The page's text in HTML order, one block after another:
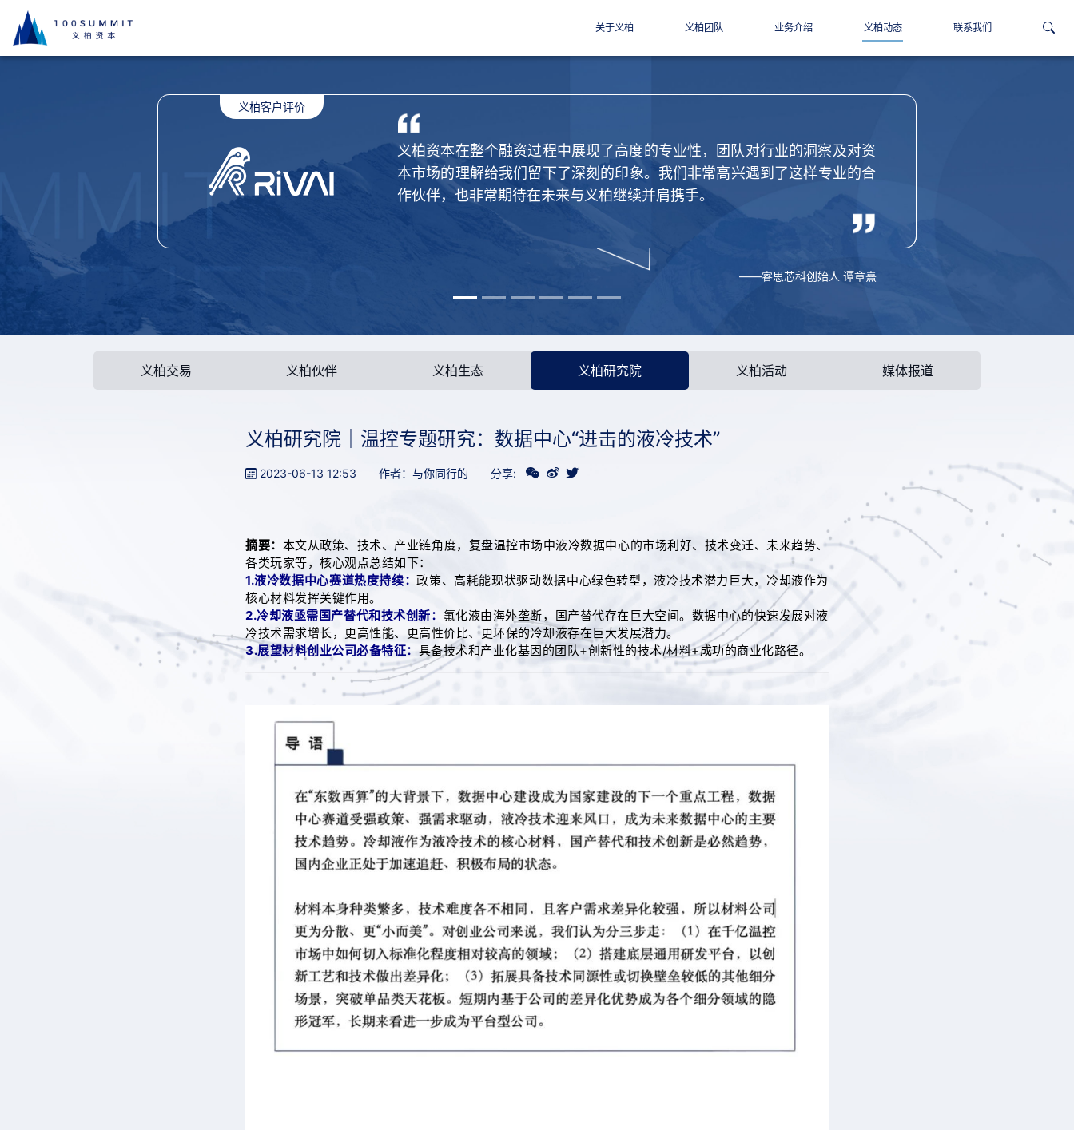
关于义柏 义柏团队 业务介绍 义柏动态 联系我们
义柏资本在短时间内帮助我们连续完成两轮融资，团队极强的专业能力和精
准对市场节奏的把握令我们印象深刻。义柏是值得企业家长期信赖的资本市
场合作伙伴，感谢义柏团队的辛勤付出。
——埃睿迪总裁 王燕
义柏交易 义柏伙伴 义柏生态 义柏研究院 义柏活动 媒体报道
义柏研究院｜温控专题研究：数据中心“进击的液冷技术”
2023-06-13 12:53 作者：与你同行的 分享:
摘要： 本文从政策、技术、产业链角度，复盘温控市场中液冷数据中心的市场利好、技术变迁、未来趋势、
各类玩家等，核心观点总结如下：
1.液冷数据中心赛道热度持续：政策、高耗能现状驱动数据中心绿色转型，液冷技术潜力巨大，冷却液作为
核心材料发挥关键作用。
2.冷却液亟需国产替代和技术创新： 氟化液由海外垄断，国产替代存在巨大空间。‍数据中心的快速发展对液
冷技术需求增长，更高性能、更高性价比、更环保的冷却液存在巨大发展潜力。
3.展望材料创业公司必备特征： 具备技术和产业化基因的团队+创新性的技术/材料+成功的商业化路径。